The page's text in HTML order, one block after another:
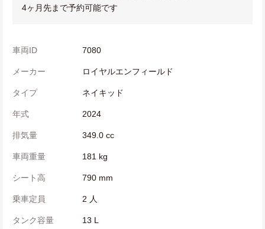
4ヶ月先まで予約可能です
車両ID 7080
メーカー ロイヤルエンフィールド
タイプ ネイキッド
年式 2024
排気量 349.0 cc
車両重量 181 kg
シート高 790 mm
乗車定員 2 人
タンク容量 13 L